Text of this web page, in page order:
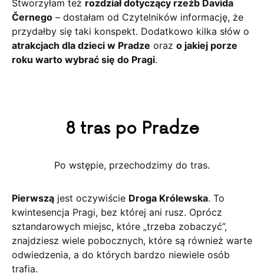
Stworzyłam też rozdział dotyczący rzeźb Davida
Černego – dostałam od Czytelników informację, że
przydałby się taki konspekt. Dodatkowo kilka słów o
atrakcjach dla dzieci w Pradze oraz o jakiej porze
roku warto wybrać się do Pragi.
8 tras po Pradze
Po wstępie, przechodzimy do tras.
Pierwszą jest oczywiście Droga Królewska. To
kwintesencja Pragi, bez której ani rusz. Oprócz
sztandarowych miejsc, które „trzeba zobaczyć”,
znajdziesz wiele pobocznych, które są również warte
odwiedzenia, a do których bardzo niewiele osób
trafia.